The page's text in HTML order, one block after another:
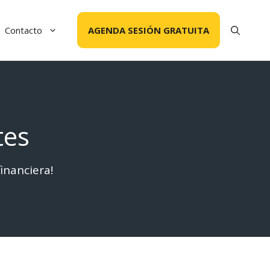
Contacto AGENDA SESIÓN GRATUITA